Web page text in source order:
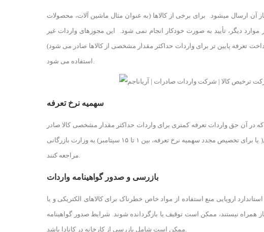
آن ارسال میشود. برای برخی از کالاها (به عنوان مثال ماشین آلات، محصولات
دیگر، تأیید به صورت خودکار انجام نمی شود. این مجوزهای واردات غیر
تعرفه پایین تر برای واردات حداکثر مقدار مشخصی از کالاها صادر می شود)
استفاده می شود.
سهمیه نرخ تعرفه
در آن حق واردات تعرفه کمتری برای واردات حداکثر مقدار مشخصی کالا صادر
می شود. شرکت های چینی که می خواهند با سهمیه نرخ تعرفه پایین تر واردات کنند باید برای تخصیص بین ۱۵ تا۳۰ اکتبر سال قبل( یا برای تخصیص مجدد سهمیه نرخ تعرفه، بین ۱ تا ۱۵ سپتامبر) به وزارت بازرگانی
مراجعه کنند.
بازرسی و صدور گواهینامه واردات
اروپایی منع استفاده از مواد خاص خطرناک برای کالاهای الکتریکی و یا
همراه نیستند، ممکن است توقیف یا بازگردانده شوند. شرایط صدور گواهینامه
ممکن است شامل بازرسی از کارخانه در کانادا باشد.